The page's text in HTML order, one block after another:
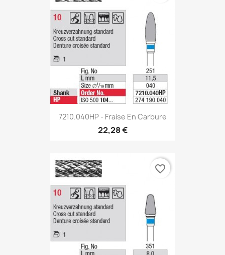
7210.040HP - Fraise En Carbure
22,28 €
favorite_border